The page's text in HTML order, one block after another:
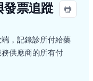
發票追蹤
，記錄診所付給藥
供應商的所有付